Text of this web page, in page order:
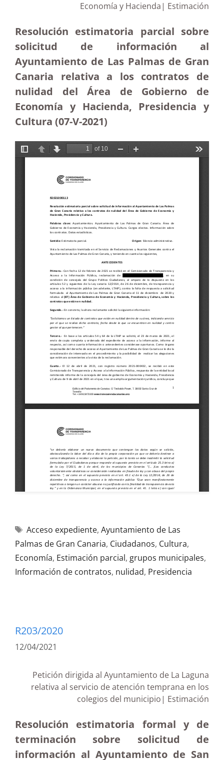
Economía y Hacienda| Estimación
Resolución estimatoria parcial sobre
solicitud de información al
Ayuntamiento de Las Palmas de Gran
Canaria relativa a los contratos de
nulidad del Área de Gobierno de
Economía y Hacienda, Presidencia y
Cultura (07-V-2021)
Acceso expediente, Ayuntamiento de Las
Palmas de Gran Canaria, Ciudadanos, Cultura,
Economía, Estimación parcial, grupos municipales,
Información de contratos, nulidad, Presidencia
R203/2020
12/04/2021
Petición dirigida al Ayuntamiento de La Laguna
relativa al servicio de atención temprana en los
colegios del municipio| Estimación
Resolución estimatoria formal y de
terminación sobre solicitud de
información al Ayuntamiento de San